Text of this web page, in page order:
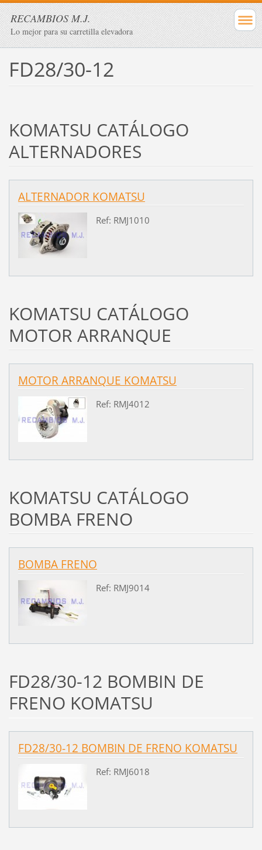
RECAMBIOS M.J.
Lo mejor para su carretilla elevadora
FD28/30-12
KOMATSU CATÁLOGO
ALTERNADORES
ALTERNADOR KOMATSU
Ref: RMJ1010
KOMATSU CATÁLOGO
MOTOR ARRANQUE
MOTOR ARRANQUE KOMATSU
Ref: RMJ4012
KOMATSU CATÁLOGO
BOMBA FRENO
BOMBA FRENO
Ref: RMJ9014
FD28/30-12 BOMBIN DE
FRENO KOMATSU
FD28/30-12 BOMBIN DE FRENO KOMATSU
Ref: RMJ6018